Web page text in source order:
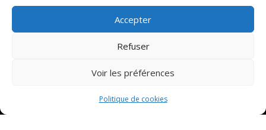
Accepter
Refuser
Voir les préférences
Politique de cookies